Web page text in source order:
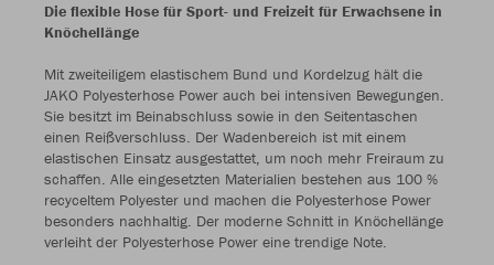
Die flexible Hose für Sport- und Freizeit für Erwachsene in
Knöchellänge
Mit zweiteiligem elastischem Bund und Kordelzug hält die
JAKO Polyesterhose Power auch bei intensiven Bewegungen.
Sie besitzt im Beinabschluss sowie in den Seitentaschen
einen Reißverschluss. Der Wadenbereich ist mit einem
elastischen Einsatz ausgestattet, um noch mehr Freiraum zu
schaffen. Alle eingesetzten Materialien bestehen aus 100 %
recyceltem Polyester und machen die Polyesterhose Power
besonders nachhaltig. Der moderne Schnitt in Knöchellänge
verleiht der Polyesterhose Power eine trendige Note.